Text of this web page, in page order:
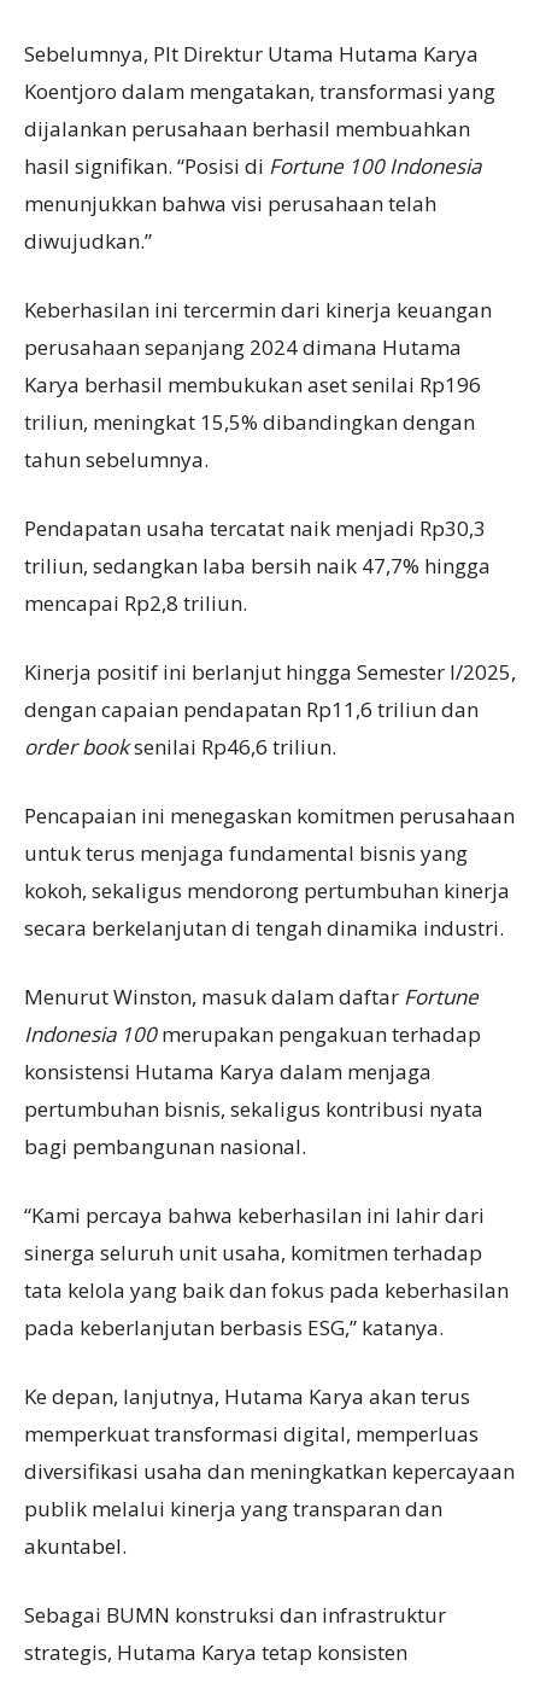
Sebelumnya, Plt Direktur Utama Hutama Karya
Koentjoro dalam mengatakan, transformasi yang
dijalankan perusahaan berhasil membuahkan
hasil signifikan. “Posisi di Fortune 100 Indonesia
menunjukkan bahwa visi perusahaan telah
diwujudkan.”
Keberhasilan ini tercermin dari kinerja keuangan
perusahaan sepanjang 2024 dimana Hutama
Karya berhasil membukukan aset senilai Rp196
triliun, meningkat 15,5% dibandingkan dengan
tahun sebelumnya.
Pendapatan usaha tercatat naik menjadi Rp30,3
triliun, sedangkan laba bersih naik 47,7% hingga
mencapai Rp2,8 triliun.
Kinerja positif ini berlanjut hingga Semester I/2025,
dengan capaian pendapatan Rp11,6 triliun dan
order booksenilai Rp46,6 triliun.
Pencapaian ini menegaskan komitmen perusahaan
untuk terus menjaga fundamental bisnis yang
kokoh, sekaligus mendorong pertumbuhan kinerja
secara berkelanjutan di tengah dinamika industri.
Menurut Winston, masuk dalam daftar Fortune
Indonesia 100merupakan pengakuan terhadap
konsistensi Hutama Karya dalam menjaga
pertumbuhan bisnis, sekaligus kontribusi nyata
bagi pembangunan nasional.
“Kami percaya bahwa keberhasilan ini lahir dari
sinerga seluruh unit usaha, komitmen terhadap
tata kelola yang baik dan fokus pada keberhasilan
pada keberlanjutan berbasis ESG,” katanya.
Ke depan, lanjutnya, Hutama Karya akan terus
memperkuat transformasi digital, memperluas
diversifikasi usaha dan meningkatkan kepercayaan
publik melalui kinerja yang transparan dan
akuntabel.
Sebagai BUMN konstruksi dan infrastruktur
strategis, Hutama Karya tetap konsisten